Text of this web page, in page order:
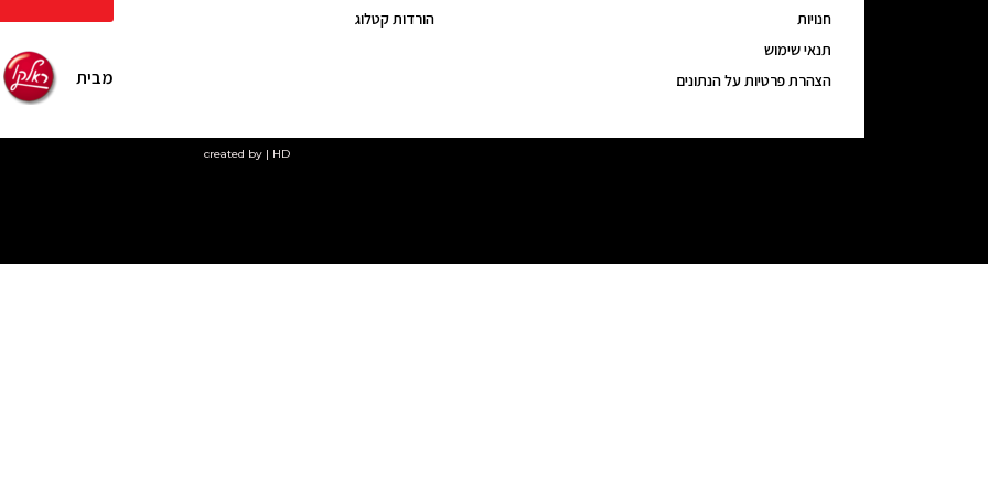
חנויות
תנאי שימוש
הצהרת פרטיות על הנתונים
הורדות קטלוג
מבית
created by | HD